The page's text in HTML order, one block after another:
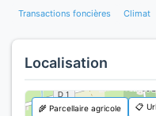
Transactions foncières
Climat
Localisation
🌾 Parcellaire agricole 📋